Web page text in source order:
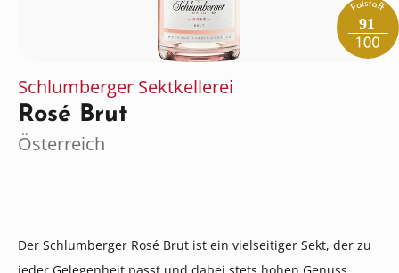
91
Schlumberger Sektkellerei
Rosé Brut
Österreich
Der Schlumberger Rosé Brut ist ein vielseitiger Sekt, der zu